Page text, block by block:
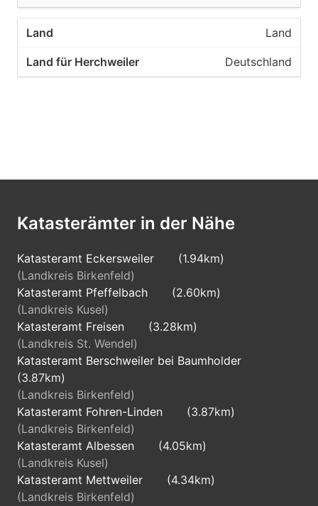
Land
Deutschland
Katasterämter in der Nähe
Katasteramt Eckersweiler
(1.94km)
(Landkreis Birkenfeld)
Katasteramt Pfeffelbach
(2.60km)
(Landkreis Kusel)
Katasteramt Freisen
(3.28km)
(Landkreis St. Wendel)
Katasteramt Berschweiler bei Baumholder
(3.87km)
(Landkreis Birkenfeld)
Katasteramt Fohren-Linden
(3.87km)
(Landkreis Birkenfeld)
Katasteramt Albessen
(4.05km)
(Landkreis Kusel)
Katasteramt Mettweiler
(4.34km)
(Landkreis Birkenfeld)